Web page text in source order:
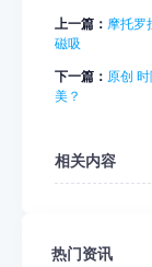
上一篇： 摩托罗
磁吸
下一篇： 原创
美？
相关内容
热门资讯